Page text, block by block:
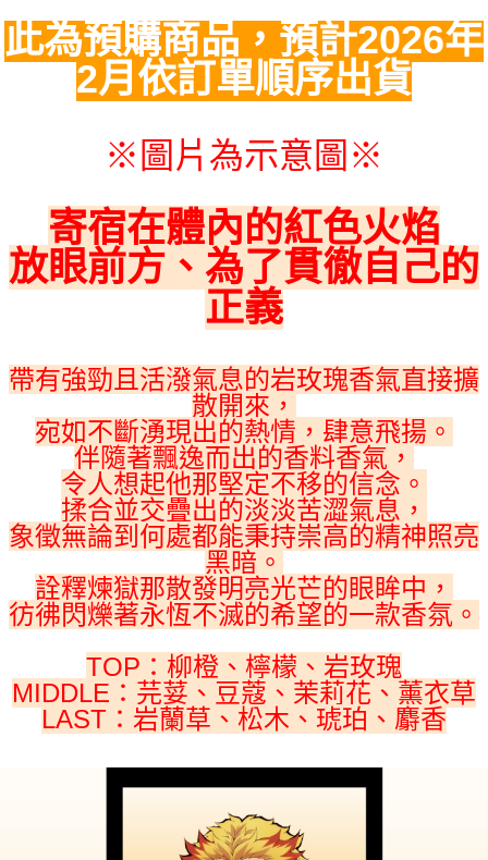
每筆NT$65，滿NT$1,300(含以上)免運費
付款後7-11取貨
每筆NT$65，滿NT$1,300(含以上)免運費
宅配-木棉花樂園專用
每筆NT$100，滿NT$1,300(含以上)免運費
宅配-離島(澎湖/金門/馬祖)-木棉花樂園專用
每筆NT$220
黑貓宅配-貨到付款
此為預購商品，預計2026年
2月依訂單順序出貨
※圖片為示意圖 ※
寄宿在體內的紅色火焰
放眼前方、為了貫徹自己的
正義
帶有強勁且活潑氣息的岩玫瑰香氣直接擴
散開來，
宛如不斷湧現出的熱情，肆意飛揚。
伴隨著飄逸而出的香料香氣，
令人想起他那堅定不移的信念。
揉合並交疊出的淡淡苦澀氣息，
象徵無論到何處都能秉持崇高的精神照亮
黑暗。
詮釋煉獄那散發明亮光芒的眼眸中，
彷彿閃爍著永恆不滅的希望的一款香氛。
TOP：柳橙、檸檬、岩玫瑰
MIDDLE：芫荽、豆蔻、茉莉花、薰衣草
LAST：岩蘭草、松木、琥珀、麝香